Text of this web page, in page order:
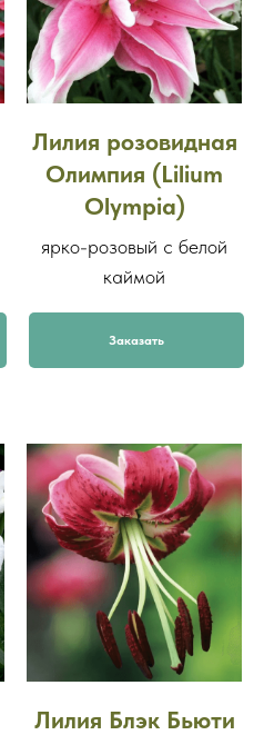
Лилия розовидная
Олимпия (Lilium
Olympia)
ярко-розовый с белой
каймой
Заказать
Лилия Блэк Бьюти